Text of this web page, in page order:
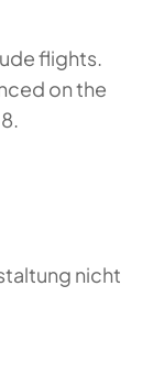
flights.
on the
nicht